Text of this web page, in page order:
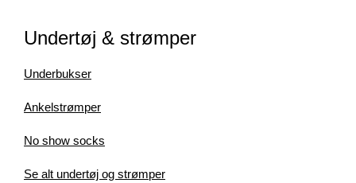
Undertøj & strømper
Underbukser
Ankelstrømper
No show socks
Se alt undertøj og strømper